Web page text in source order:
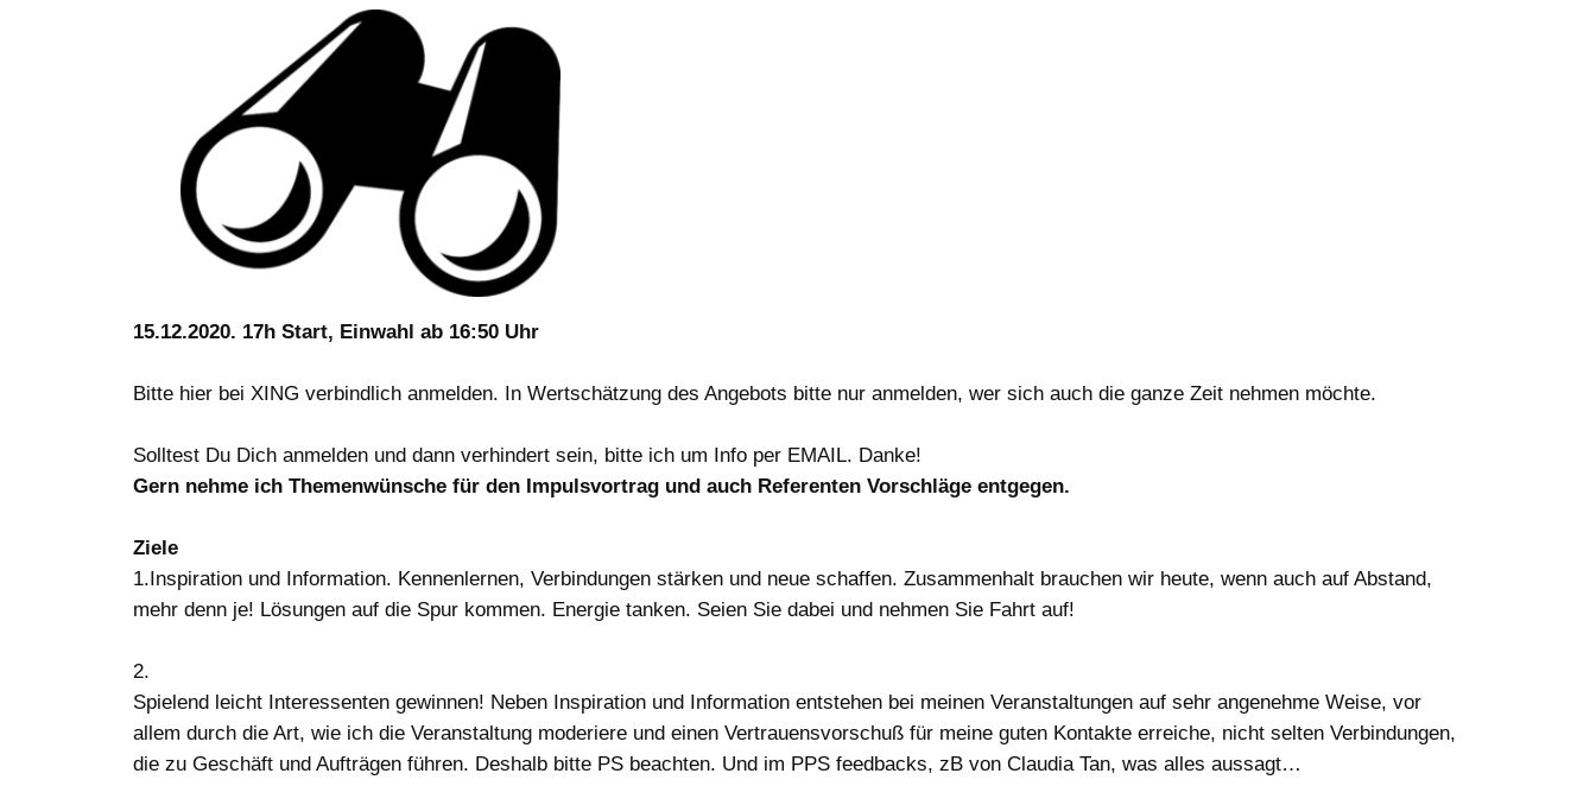
15.12.2020. 17h Start, Einwahl ab 16:50 Uhr
Bitte hier bei XING verbindlich anmelden. In Wertschätzung des Angebots bitte nur anmelden, wer sich auch die ganze Zeit nehmen möchte.
Solltest Du Dich anmelden und dann verhindert sein, bitte ich um Info per EMAIL. Danke!
Gern nehme ich Themenwünsche für den Impulsvortrag und auch Referenten Vorschläge entgegen.
Ziele
1.Inspiration und Information. Kennenlernen, Verbindungen stärken und neue schaffen. Zusammenhalt brauchen wir heute, wenn auch auf Abstand,
mehr denn je! Lösungen auf die Spur kommen. Energie tanken. Seien Sie dabei und nehmen Sie Fahrt auf!
2.
Spielend leicht Interessenten gewinnen! Neben Inspiration und Information entstehen bei meinen Veranstaltungen auf sehr angenehme Weise, vor
allem durch die Art, wie ich die Veranstaltung moderiere und einen Vertrauensvorschuß für meine guten Kontakte erreiche, nicht selten Verbindungen,
die zu Geschäft und Aufträgen führen. Deshalb bitte PS beachten. Und im PPS feedbacks, zB von Claudia Tan, was alles aussagt…